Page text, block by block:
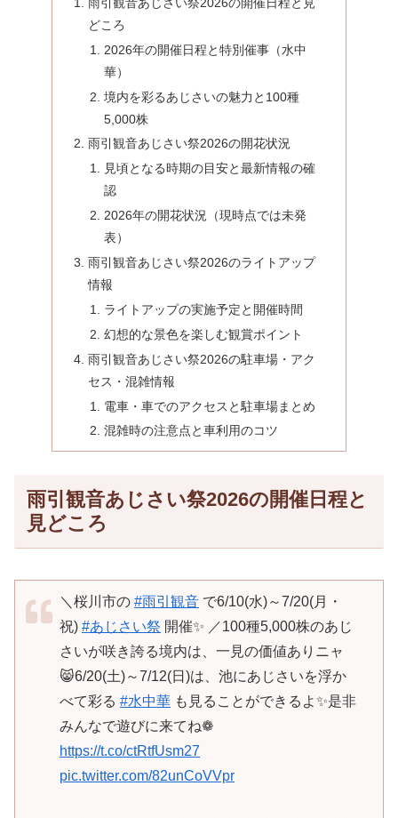
どころ
2026年の開催日程と特別催事（水中
華）
境内を彩るあじさいの魅力と100種
5,000株
雨引観音あじさい祭2026の開花状況
見頃となる時期の目安と最新情報の確
認
2026年の開花状況（現時点では未発
表）
雨引観音あじさい祭2026のライトアップ
情報
ライトアップの実施予定と開催時間
幻想的な景色を楽しむ観賞ポイント
雨引観音あじさい祭2026の駐車場・アク
セス・混雑情報
電車・車でのアクセスと駐車場まとめ
混雑時の注意点と車利用のコツ
雨引観音あじさい祭2026の開催日程と
見どころ
＼桜川市の #雨引観音 で6/10(水)～7/20(月・
祝) #あじさい祭 開催✨ ／100種5,000株のあじ
さいが咲き誇る境内は、一見の価値ありニャ
😸6/20(土)～7/12(日)は、池にあじさいを浮か
べて彩る #水中華 も見ることができるよ✨是非
みんなで遊びに来てね❁
https://t.co/ctRtfUsm27
pic.twitter.com/82unCoVVpr